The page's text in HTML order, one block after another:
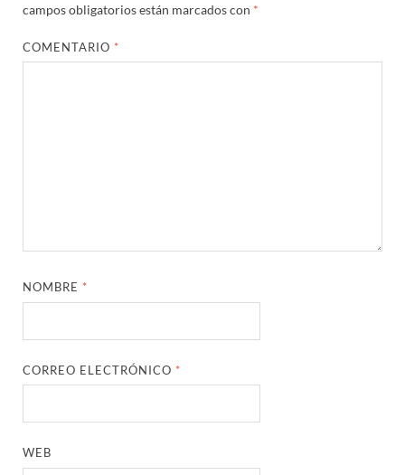
campos obligatorios están marcados con *
COMENTARIO *
NOMBRE *
CORREO ELECTRÓNICO *
WEB